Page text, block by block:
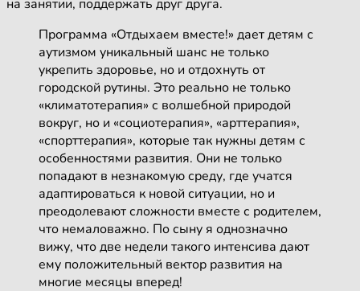
на занятии, поддержать друг друга.
Программа «Отдыхаем вместе!» дает детям с
аутизмом уникальный шанс не только
укрепить здоровье, но и отдохнуть от
городской рутины. Это реально не только
«климатотерапия» с волшебной природой
вокруг, но и «социотерапия», «арттерапия»,
«спорттерапия», которые так нужны детям с
особенностями развития. Они не только
попадают в незнакомую среду, где учатся
адаптироваться к новой ситуации, но и
преодолевают сложности вместе с родителем,
что немаловажно. По сыну я однозначно
вижу, что две недели такого интенсива дают
ему положительный вектор развития на
многие месяцы вперед!